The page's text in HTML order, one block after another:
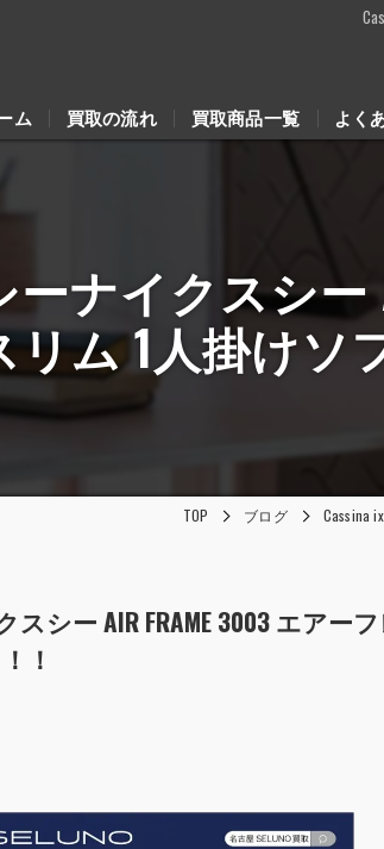
ム 買取の流れ 買取商品一覧 よく
ーナイクスシ
リム 1人掛けソ
TOP ブログ Cassina
スシー AIR FRAME 3003 エアー
！